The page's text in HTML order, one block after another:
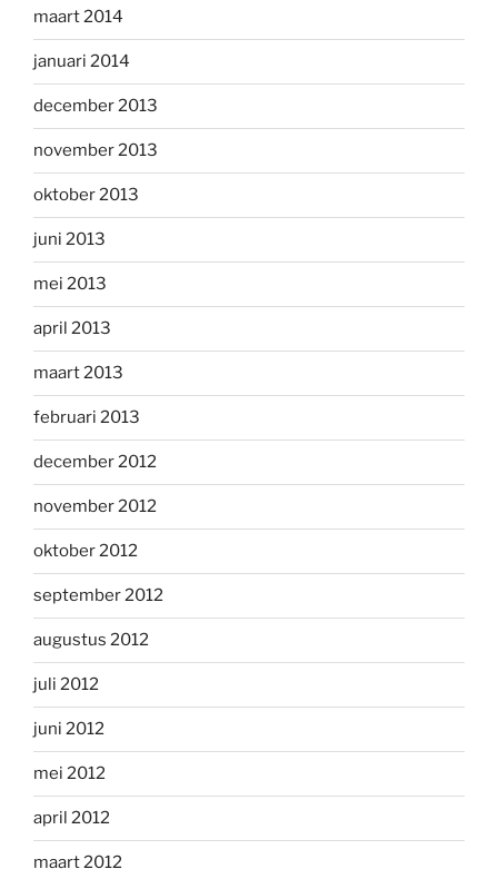
maart 2014
januari 2014
december 2013
november 2013
oktober 2013
juni 2013
mei 2013
april 2013
maart 2013
februari 2013
december 2012
november 2012
oktober 2012
september 2012
augustus 2012
juli 2012
juni 2012
mei 2012
april 2012
maart 2012